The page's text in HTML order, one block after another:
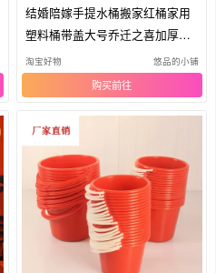
结婚陪嫁手提水桶搬家红桶家用
塑料桶带盖大号乔迁之喜加厚喜
桶
淘宝好物 悠品的小铺
购买